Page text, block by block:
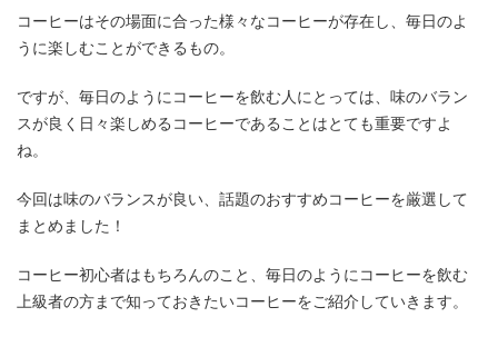
コーヒーはその場面に合った様々なコーヒーが存在し、毎日のよ
うに楽しむことができるもの。
ですが、毎日のようにコーヒーを飲む人にとっては、味のバラン
スが良く日々楽しめるコーヒーであることはとても重要ですよ
ね。
今回は味のバランスが良い、話題のおすすめコーヒーを厳選して
まとめました！
コーヒー初心者はもちろんのこと、毎日のようにコーヒーを飲む
上級者の方まで知っておきたいコーヒーをご紹介していきます。